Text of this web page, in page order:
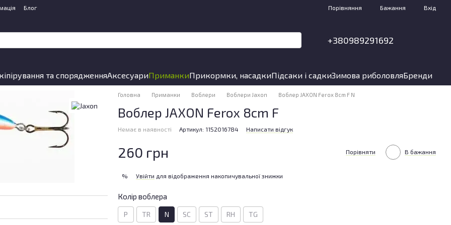
Блог Порівняння Бажання Вхід
+380989291692
та спорядженняАксесуариПриманкиПрикормки, насадкиПідсаки і садкиЗимова риболовляБренди
Головна Приманки Воблери Воблери Jaxon Воблер JAXON Ferox 8cm F N
Воблер JAXON Ferox 8cm F
Немає в наявності Артикул: 1152016784 Написати відгук
260 грн Порівняти В бажання
% Увійти для відображення накопичувальної знижки
Колір воблера
P TR N SC ST RH TG